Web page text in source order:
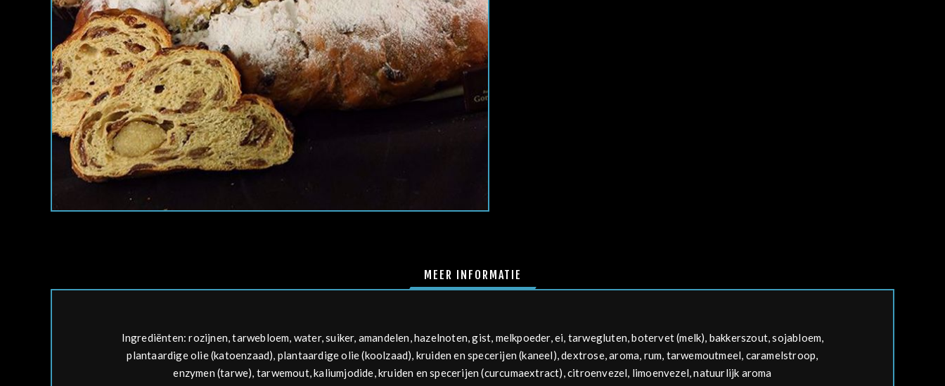
MEER INFORMATIE
Ingrediënten:rozijnen,tarwebloem, water, suiker, amandelen,hazelnoten, gist, melkpoeder,ei, tarwegluten, botervet (melk), bakkerszout,sojabloem,
plantaardige olie (katoenzaad), plantaardige olie (koolzaad), kruiden en specerijen (kaneel), dextrose, aroma, rum, tarwemoutmeel, caramelstroop,
enzymen (tarwe), tarwemout, kaliumjodide, kruiden en specerijen (curcumaextract), citroenvezel, limoenvezel, natuurlijk aroma